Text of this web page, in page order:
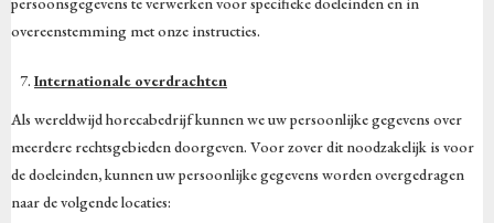
overeenstemming met onze instructies.
Internationale overdrachten
Als wereldwijd horecabedrijf kunnen we uw persoonlijke gegevens over
meerdere rechtsgebieden doorgeven. Voor zover dit noodzakelijk is voor
de doeleinden, kunnen uw persoonlijke gegevens worden overgedragen
naar de volgende locaties: